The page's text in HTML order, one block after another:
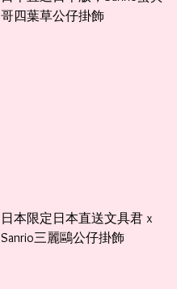
哥四葉草公仔掛飾
日本限定日本直送文具君 x
Sanrio三麗鷗公仔掛飾